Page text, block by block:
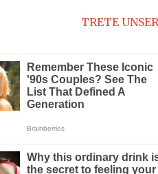
TRETE